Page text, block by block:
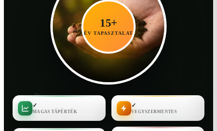
15+
ÉV TAPASZTALAT
✓
MAGAS TÁPÉRTÉK
✓
VEGYSZERMENTES